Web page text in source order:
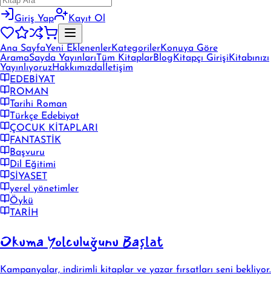
Giriş Yap Kayıt Ol
Ana SayfaYeni EklenenlerKategorilerKonuya Göre
AramaSayda Yayınları Tüm KitaplarBlog Kitapçı Girişi Kitabınızı
YayınlıyoruzHakkımızda İletişim
EDEBİYAT
ROMAN
Tarihi Roman
Türkçe Edebiyat
ÇOCUK KİTAPLARI
FANTASTİK
Başvuru
Dil Eğitimi
SİYASET
yerel yönetimler
Öykü
TARİH
Okuma Yolculuğunu Başlat
Kampanyalar, indirimli kitaplar ve yazar fırsatları seni bekliyor.